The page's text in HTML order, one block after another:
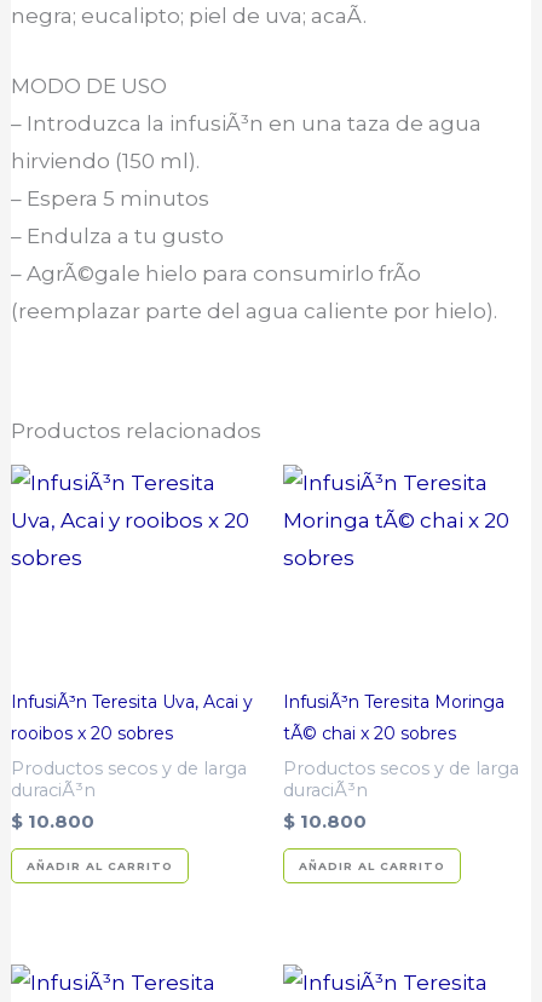
negra; eucalipto; piel de uva; acaÃ­.
MODO DE USO
– Introduzca la infusiÃ³n en una taza de agua
hirviendo (150 ml).
– Espera 5 minutos
– Endulza a tu gusto
– AgrÃ©gale hielo para consumirlo frÃ­o
(reemplazar parte del agua caliente por hielo).
Productos relacionados
InfusiÃ³n Teresita Uva, Acai y
rooibos x 20 sobres
Productos secos y de larga
duraciÃ³n
$ 10.800
AÑADIR AL CARRITO
InfusiÃ³n Teresita Moringa
tÃ© chai x 20 sobres
Productos secos y de larga
duraciÃ³n
$ 10.800
AÑADIR AL CARRITO